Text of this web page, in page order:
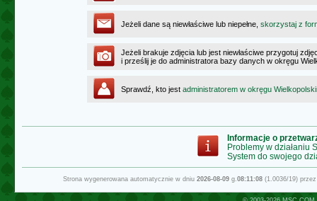
Jeżeli dane są niewłaściwe lub niepełne, skorzystaj z
Jeżeli brakuje zdjęcia lub jest niewłaściwe przygotuj
i prześlij je do administratora bazy danych w okręgu
Sprawdź, kto jest administratorem w okręgu
Informacje o
Problemy w działaniu
System do swojego
Strona wygenerowana automatycznie w dniu 2026-08-09g.08:11:08(1.0036/19)